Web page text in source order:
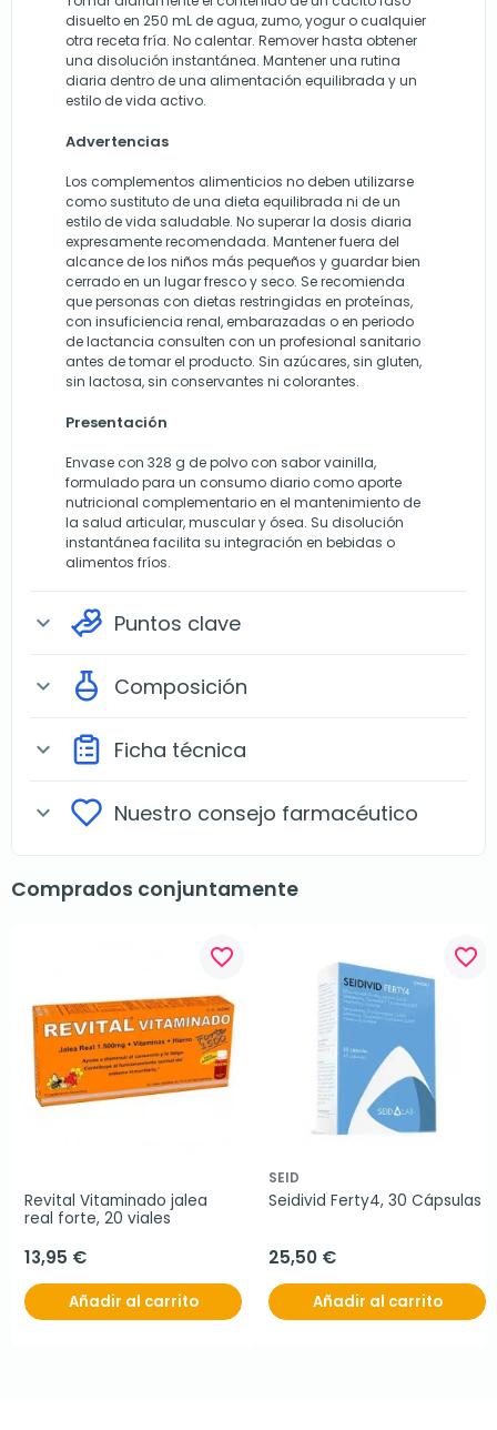
disuelto en 250 mL de agua, zumo, yogur o cualquier
otra receta fría. No calentar. Remover hasta obtener
una disolución instantánea. Mantener una rutina
diaria dentro de una alimentación equilibrada y un
estilo de vida activo.
Advertencias
Los complementos alimenticios no deben utilizarse
como sustituto de una dieta equilibrada ni de un
estilo de vida saludable. No superar la dosis diaria
expresamente recomendada. Mantener fuera del
alcance de los niños más pequeños y guardar bien
cerrado en un lugar fresco y seco. Se recomienda
que personas con dietas restringidas en proteínas,
con insuficiencia renal, embarazadas o en periodo
de lactancia consulten con un profesional sanitario
antes de tomar el producto. Sin azúcares, sin gluten,
sin lactosa, sin conservantes ni colorantes.
Presentación
Envase con 328 g de polvo con sabor vainilla,
formulado para un consumo diario como aporte
nutricional complementario en el mantenimiento de
la salud articular, muscular y ósea. Su disolución
instantánea facilita su integración en bebidas o
alimentos fríos.
expand_more Puntos clave
expand_more Composición
expand_more Ficha técnica
expand_more Nuestro consejo farmacéutico
Comprados conjuntamente
favorite_border
Revital Vitaminado jalea
real forte, 20 viales
13,95 €
Añadir al carrito
favorite_border
SEID
Seidivid Ferty4, 30 Cápsulas
25,50 €
Añadir al carrito